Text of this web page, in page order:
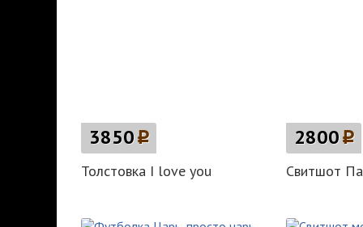
3850p
Толстовка I love you
2800p
Свитшот